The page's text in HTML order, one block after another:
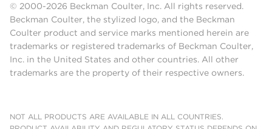
© 2000-2026 Beckman Coulter, Inc. All rights reserved.
Beckman Coulter, the stylized logo, and the Beckman
Coulter product and service marks mentioned herein are
trademarks or registered trademarks of Beckman Coulter,
Inc. in the United States and other countries. All other
trademarks are the property of their respective owners.
NOT ALL PRODUCTS ARE AVAILABLE IN ALL COUNTRIES.